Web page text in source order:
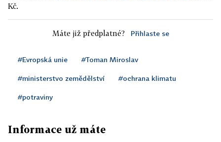
Kč.
Máte již předplatné? Přihlaste se
#Evropská unie #Toman Miroslav
#ministerstvo zemědělství #ochrana klimatu
#potraviny
Informace už máte